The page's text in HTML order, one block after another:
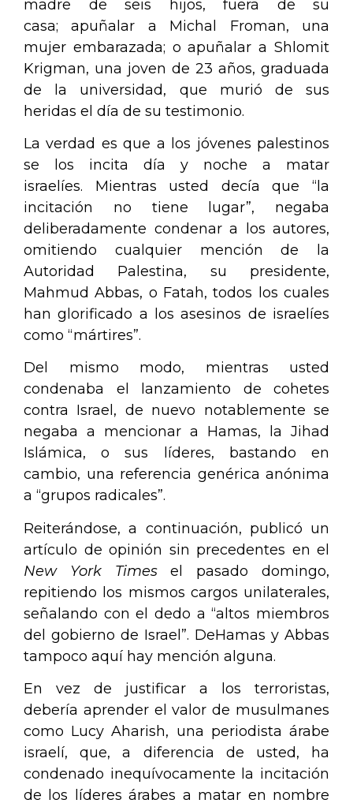
madre de seis hijos, fuera de su
casa; apuñalar a Michal Froman, una
mujer embarazada; o apuñalar a Shlomit
Krigman, una joven de 23 años, graduada
de la universidad, que murió de sus
heridas el día de su testimonio.
La verdad es que a los jóvenes palestinos
se los incita día y noche a matar
israelíes. Mientras usted decía que “la
incitación no tiene lugar”, negaba
deliberadamente condenar a los autores,
omitiendo cualquier mención de la
Autoridad Palestina, su presidente,
Mahmud Abbas, o Fatah, todos los cuales
han glorificado a los asesinos de israelíes
como “mártires”.
Del mismo modo, mientras usted
condenaba el lanzamiento de cohetes
contra Israel, de nuevo notablemente se
negaba a mencionar a Hamas, la Jihad
Islámica, o sus líderes, bastando en
cambio, una referencia genérica anónima
a “grupos radicales”.
Reiterándose, a continuación, publicó un
artículo de opinión sin precedentes en el
New York Timesel pasado domingo,
repitiendo los mismos cargos unilaterales,
señalando con el dedo a “altos miembros
del gobierno de Israel”. DeHamas y Abbas
tampoco aquí hay mención alguna.
En vez de justificar a los terroristas,
debería aprender el valor de musulmanes
como Lucy Aharish, una periodista árabe
israelí, que, a diferencia de usted, ha
condenado inequívocamente la incitación
de los líderes árabes a matar en nombre